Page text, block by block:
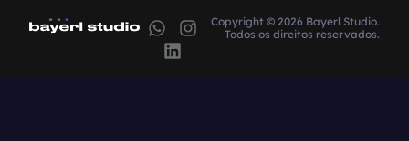
Copyright © 2026 Bayerl Studio.
Todos os direitos reservados.